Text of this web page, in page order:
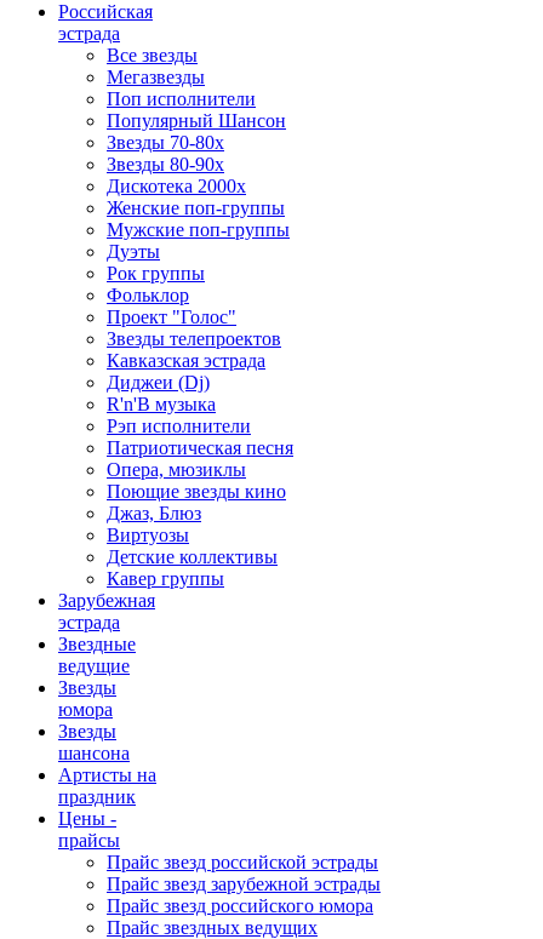
Российская
эстрада
Все звезды
Мегазвезды
Поп исполнители
Популярный Шансон
Звезды 70-80х
Звезды 80-90х
Дискотека 2000х
Женские поп-группы
Мужские поп-группы
Дуэты
Рок группы
Фольклор
Проект "Голос"
Звезды телепроектов
Кавказская эстрада
Диджеи (Dj)
R'n'B музыка
Рэп исполнители
Патриотическая песня
Опера, мюзиклы
Поющие звезды кино
Джаз, Блюз
Виртуозы
Детские коллективы
Кавер группы
Зарубежная
эстрада
Звездные
ведущие
Звезды
юмора
Звезды
шансона
Артисты на
праздник
Цены -
прайсы
Прайс звезд российской эстрады
Прайс звезд зарубежной эстрады
Прайс звезд российского юмора
Прайс звездных ведущих